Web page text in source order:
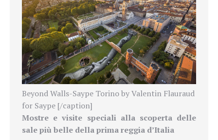
Beyond Walls-Saype Torino by Valentin Flauraud
for Saype [/caption]
Mostre e visite speciali alla scoperta delle
sale più belle della prima reggia d’Italia